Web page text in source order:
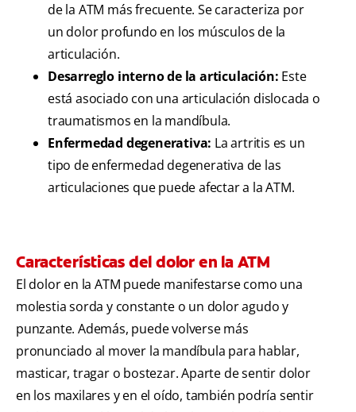
de la ATM más frecuente. Se caracteriza por
un dolor profundo en los músculos de la
articulación.
Desarreglo interno de la articulación: Este
está asociado con una articulación dislocada o
traumatismos en la mandíbula.
Enfermedad degenerativa: La artritis es un
tipo de enfermedad degenerativa de las
articulaciones que puede afectar a la ATM.
Características del dolor en la ATM
El dolor en la ATM puede manifestarse como una
molestia sorda y constante o un dolor agudo y
punzante. Además, puede volverse más
pronunciado al mover la mandíbula para hablar,
masticar, tragar o bostezar. Aparte de sentir dolor
en los maxilares y en el oído, también podría sentir